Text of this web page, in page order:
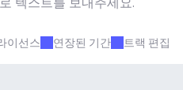
이선스 연장된 기간 트랙 편집